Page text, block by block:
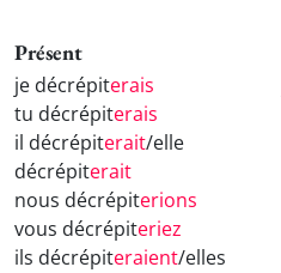
Présent
je décrépiterais
tu décrépiterais
il décrépiterait/elle
décrépiterait
nous décrépiterions
vous décrépiteriez
ils décrépiteraient/elles